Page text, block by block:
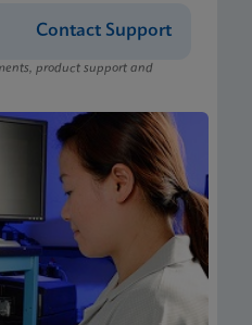
Contact Support
product support and